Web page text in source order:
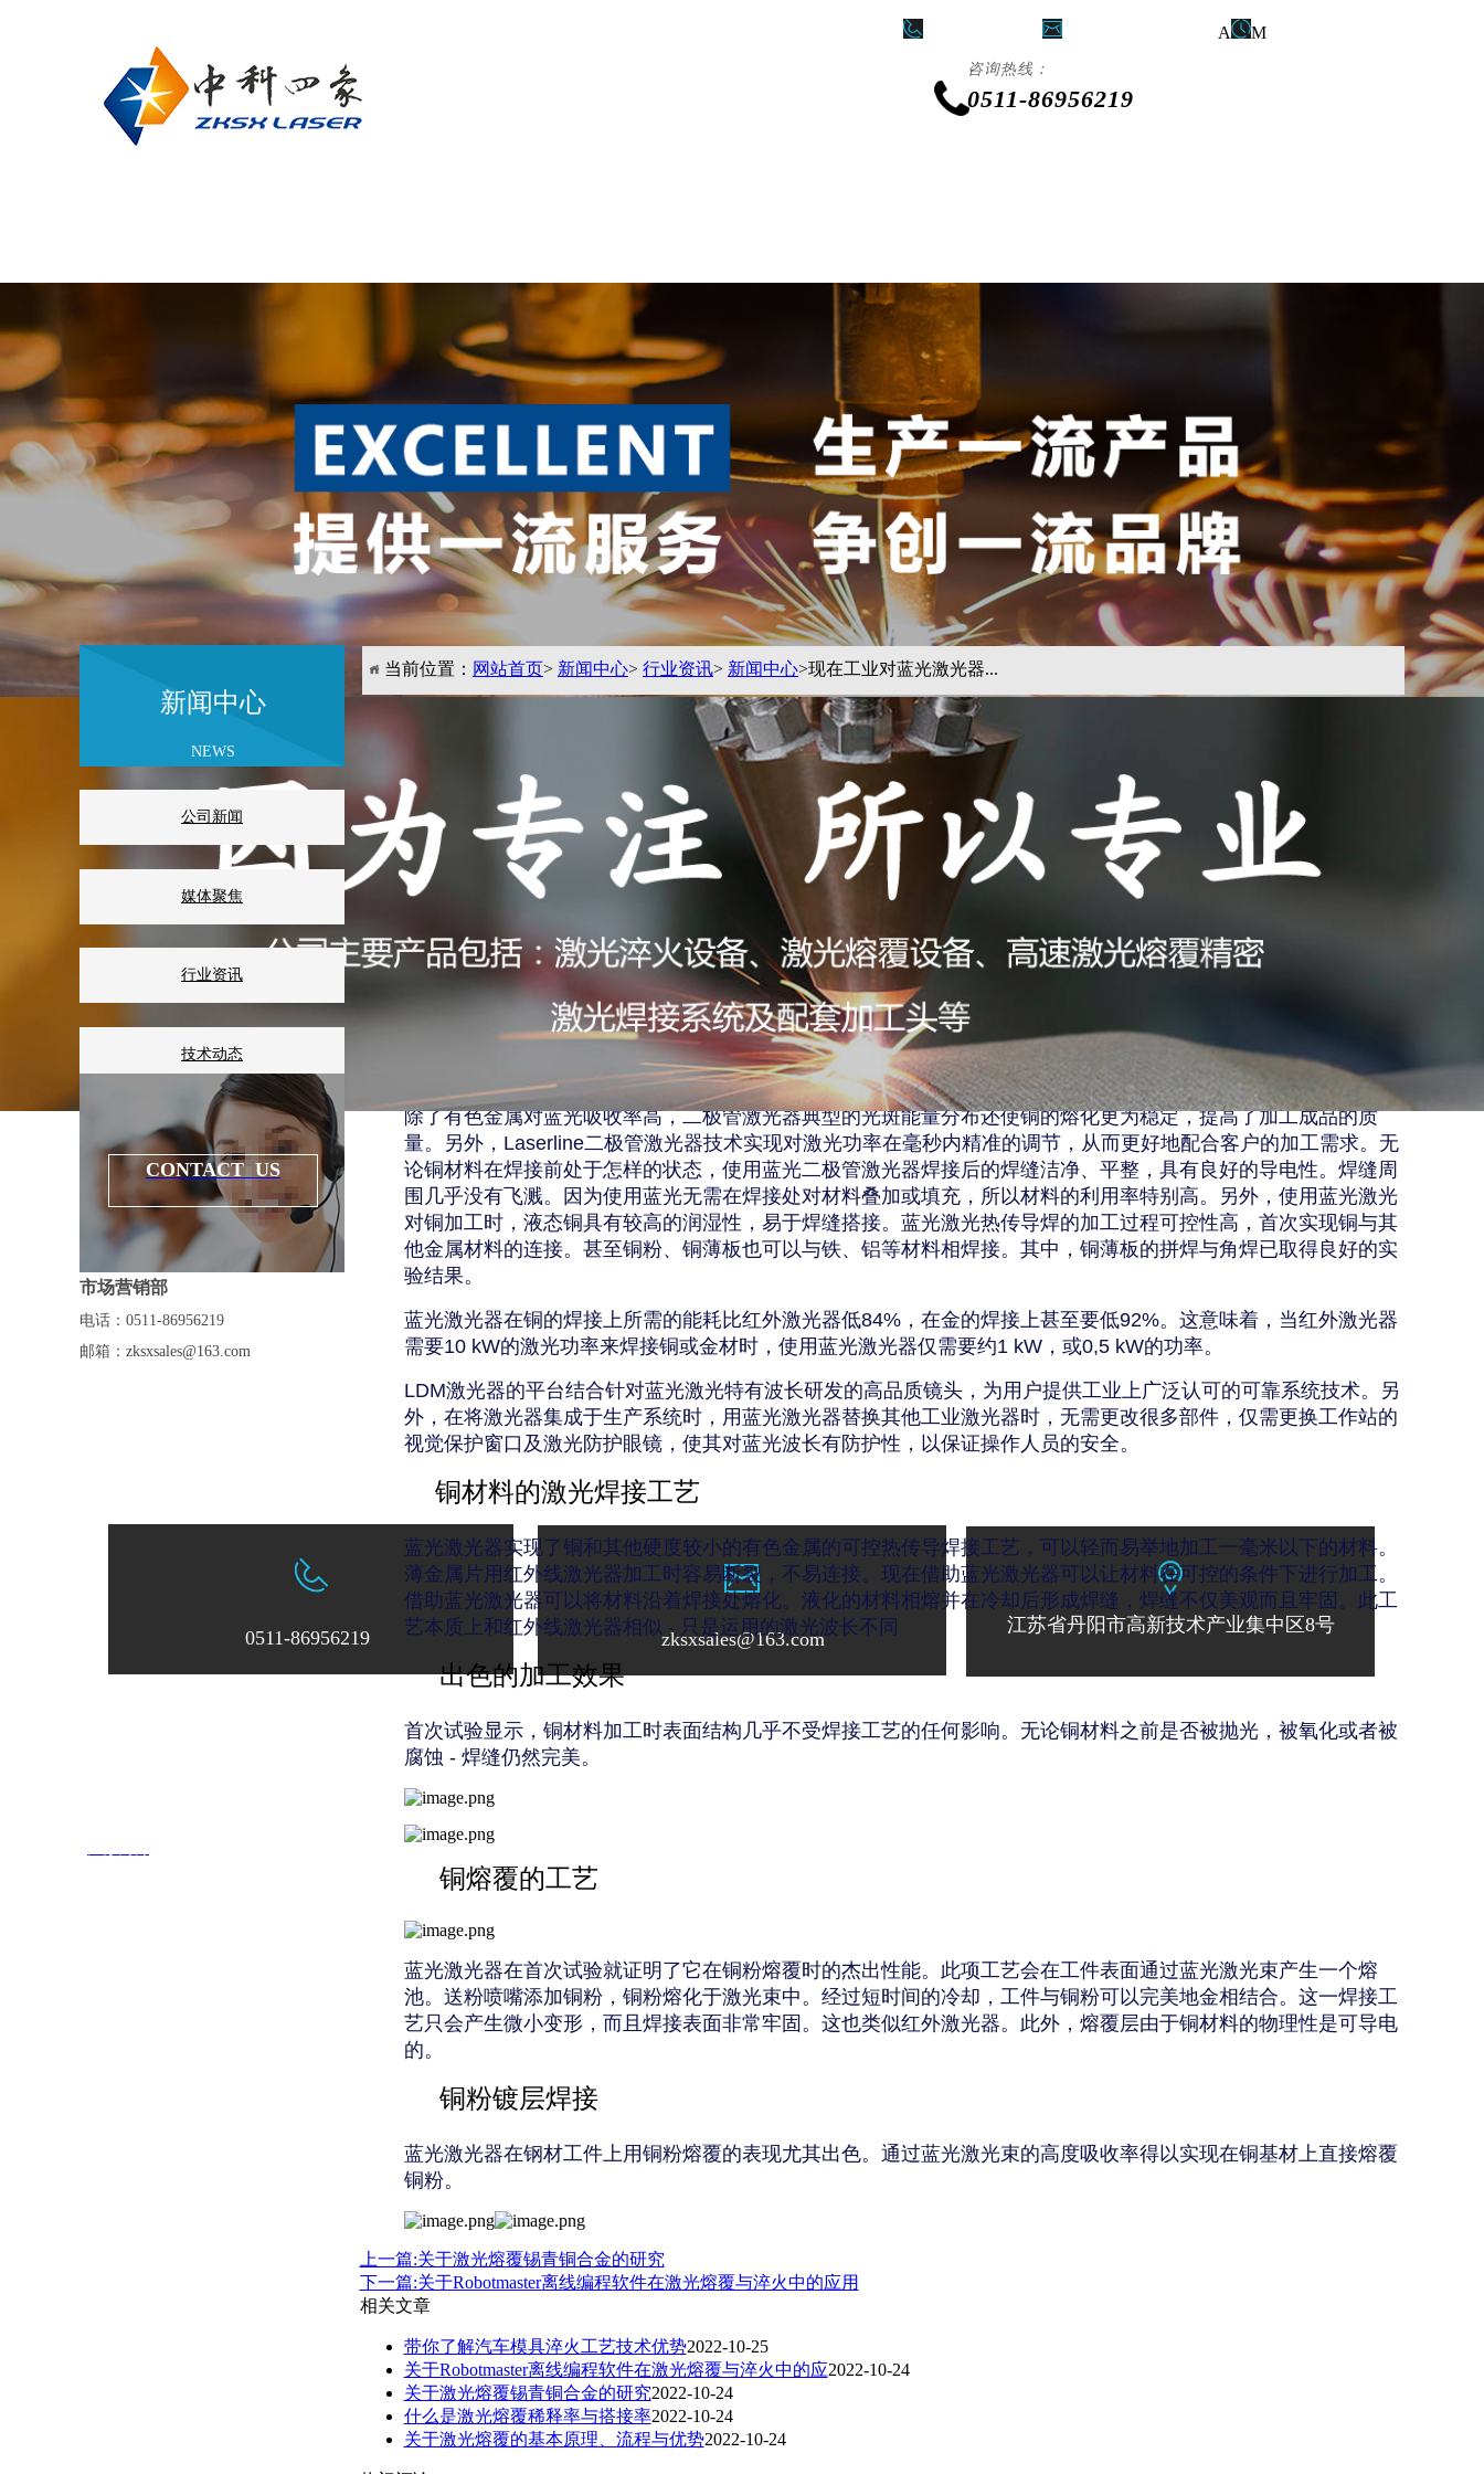
A M8:00 - PM 18:00
咨询热线：
0511-86956219
当前位置： 网站首页> 新闻中心> 行业资讯> 新闻中心>现在工业对蓝光激光器...
点击数: 36719 作者:未知
铜、金和其他有色金属
目前现有的工业用激光源需耗费更大能量才能对有色金属，如铜这一类材料实现批量加工。蓝光二极管激光器的发
展为这个局面提供新的可能性。首先，因为铜和金对蓝光的吸收比红外光要高
倍（见图表）。
现在，第一台更加适用于有色金属加工的高功率二极管激光器面世了。蓝光LDM二极管激光器在薄板加工上效率更
高，有着巨大的优势。
除了有色金属对蓝光吸收率高，二极管激光器典型的光斑能量分布还使铜的熔化更为稳定，提高了加工成品的质
量。另外， Laserline二极管激光器技术实现对激光功率在毫秒内精准的调节，从而更好地配合客户的加工需求。无
论铜材料在焊接前处于怎样的状态，使用蓝光二极管激光器焊接后的焊缝洁净、平整，具有良好的导电性。焊缝周
围几乎没有飞溅。因为使用蓝光无需在焊接处对材料叠加或填充，所以材料的利用率特别高。另外，使用蓝光激光
对铜加工时，液态铜具有较高的润湿性，易于焊缝搭接。蓝光激光热传导焊的加工过程可控性高，首次实现铜与其
他金属材料的连接。甚至铜粉、铜薄板也可以与铁、铝等材料相焊接。其中，铜薄板的拼焊与角焊已取得良好的实
验结果。
蓝光激光器在铜的焊接上所需的能耗比红外激光器低84%，在金的焊接上甚至要低92%。这意味着，当红外激光器
需要10 kW的激光功率来焊接铜或金材时，使用蓝光激光器仅需要约1 kW，或0,5 kW的功率。
LDM激光器的平台结合针对蓝光激光特有波长研发的高品质镜头，为用户提供工业上广泛认可的可靠系统技术。另
外，在将激光器集成于生产系统时，用蓝光激光器替换其他工业激光器时，无需更改很多部件，仅需更换工作站的
视觉保护窗口及激光防护眼镜，使其对蓝光波长有防护性，以保证操作人员的安全。
铜材料的激光焊接工艺
蓝光激光器实现了铜和其他硬度较小的有色金属的可控热传导焊接工艺，可以轻而易举地加工一毫米以下的材料。
薄金属片用红外线激光器加工时容易断裂，不易连接。现在借助蓝光激光器可以让材料在可控的条件下进行加工。
借助蓝光激光器可以将材料沿着焊接处熔化。液化的材料相熔并在冷却后形成焊缝，焊缝不仅美观而且牢固。此工
艺本质上和红外线激光器相似 - 只是运用的激光波长不同
出色的加工效果
首次试验显示，铜材料加工时表面结构几乎不受焊接工艺的任何影响。无论铜材料之前是否被抛光，被氧化或者被
腐蚀 - 焊缝仍然完美。
铜熔覆的工艺
蓝光激光器在首次试验就证明了它在铜粉熔覆时的杰出性能。此项工艺会在工件表面通过蓝光激光束产生一个熔
池。送粉喷嘴添加铜粉，铜粉熔化于激光束中。经过短时间的冷却，工件与铜粉可以完美地金相结合。这一焊接工
艺只会产生微小变形，而且焊接表面非常牢固。这也类似红外激光器。此外，熔覆层由于铜材料的物理性是可导电
的。
铜粉镀层焊接
蓝光激光器在钢材工件上用铜粉熔覆的表现尤其出色。通过蓝光激光束的高度吸收率得以实现在铜基材上直接熔覆
铜粉。
上一篇:关于激光熔覆锡青铜合金的研究
下一篇:关于Robotmaster离线编程软件在激光熔覆与淬火中的应用
相关文章
带你了解汽车模具淬火工艺技术优势2022-10-25
关于Robotmaster离线编程软件在激光熔覆与淬火中的应2022-10-24
关于激光熔覆锡青铜合金的研究2022-10-24
什么是激光熔覆稀释率与搭接率2022-10-24
关于激光熔覆的基本原理、流程与优势2022-10-24
新闻中心
NEWS
公司新闻
媒体聚焦
行业资讯
技术动态
知识百科
CONTACT US
市场营销部
电话：0511-86956219
邮箱： zksxsales@163.com
zksxsales@163.com
zksxsales@163.com
0511-86956219
江苏省丹阳市高新技术产业集中区8号